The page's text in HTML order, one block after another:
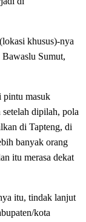
khusus)-nya
Sumut,
pintu masuk
dipilah, pola
di Tapteng, di
banyak orang
itu merasa dekat
itu, tindak lanjut
kota